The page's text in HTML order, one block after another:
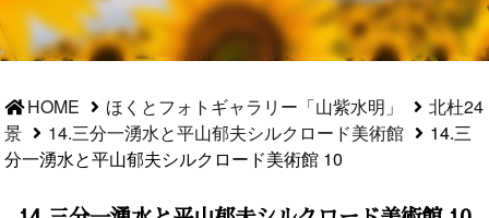
HOME ほくとフォトギャラリー「山紫水明」
北杜24
景
14.三分一湧水と平山郁夫シルクロード美術館
14.三
分一湧水と平山郁夫シルクロード美術館 10